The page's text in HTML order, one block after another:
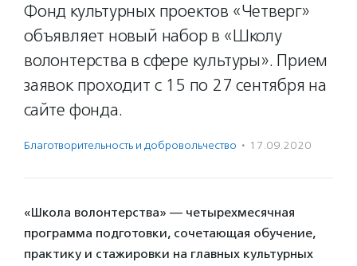
Фонд культурных проектов «Четверг»
объявляет новый набор в «Школу
волонтерства в сфере культуры». Прием
заявок проходит с 15 по 27 сентября на
сайте фонда.
Благотвори­тель­ность и доброволь­чест­во · 17.09.2020
«Школа волонтерства» — четырехмесячная
программа подготовки, сочетающая обучение,
практику и стажировки на главных культурных